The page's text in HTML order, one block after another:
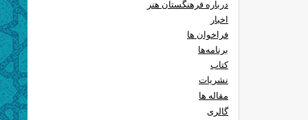
درباره فرهنگستان هنر
اخبار
فراخوان ها
برنامه‌ها
کتاب
نشریات
مقاله ها
گالری